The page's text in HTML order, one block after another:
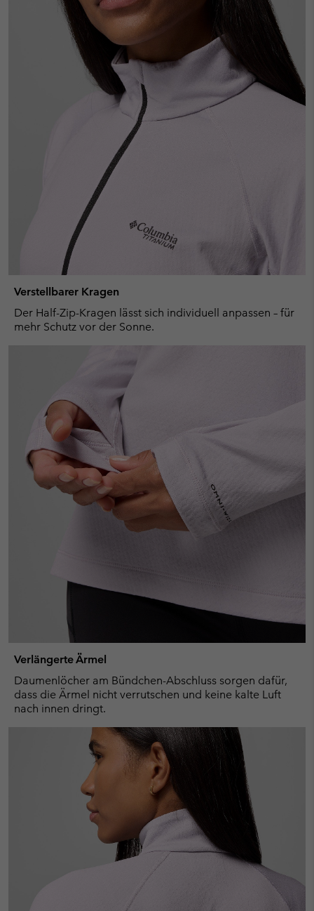
Verstellbarer Kragen
Der Half-Zip-Kragen lässt sich individuell anpassen – für
mehr Schutz vor der Sonne.
Verlängerte Ärmel
Daumenlöcher am Bündchen-Abschluss sorgen dafür,
dass die Ärmel nicht verrutschen und keine kalte Luft
nach innen dringt.